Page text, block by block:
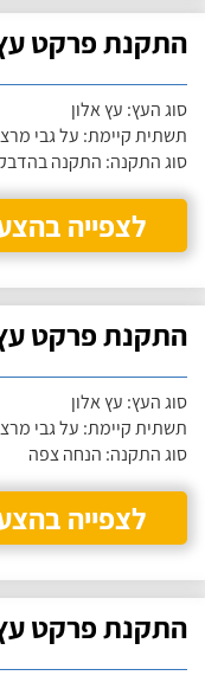
התקנת פרקט
סוג העץ: עץ אלון
תשתית קיימת: על גבי
סוג התקנה: התקנה
לצפייה
התקנת פרקט
סוג העץ: עץ אלון
תשתית קיימת: על גבי
סוג התקנה: הנחה צפה
לצפייה
התקנת פרקט